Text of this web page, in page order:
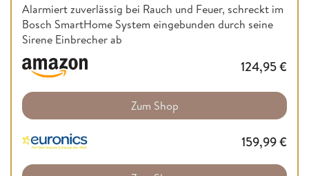
Alarmiert zuverlässig bei Rauch und Feuer, schreckt im
Bosch SmartHome System eingebunden durch seine
Sirene Einbrecher ab
124,95€
Zum Shop
159,99€